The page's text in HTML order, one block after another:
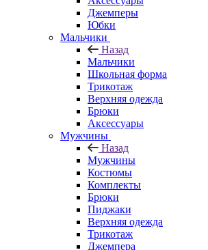
Джемперы
Юбки
Мальчики
Назад
Мальчики
Школьная форма
Трикотаж
Верхняя одежда
Брюки
Аксессуары
Мужчины
Назад
Мужчины
Костюмы
Комплекты
Брюки
Пиджаки
Верхняя одежда
Трикотаж
Джемпера